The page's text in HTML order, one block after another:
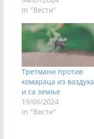
In "Вести"
Третмани против
комараца из ваздуха
и са земље
19/06/2024
In "Вести"